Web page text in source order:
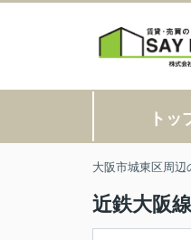
トッ
大阪市城東区周辺
近鉄大阪